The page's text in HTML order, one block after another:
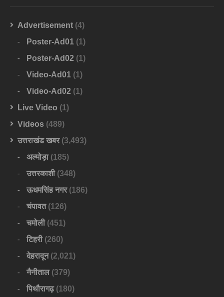
Advertisement (4)
Poster-Ad01 (1)
Poster-Ad02 (1)
Video-Ad01 (1)
Video-Ad02 (1)
Live Video (1)
Videos (489)
उत्तराखंड खबर(3,493)
अल्मोड़ा(185)
उत्तरकाशी(348)
ऊधमसिंह नगर(186)
चंपावत(126)
चमोली(451)
टिहरी(260)
देहरादून(2,021)
नैनीताल(379)
पिथौरागढ़(180)